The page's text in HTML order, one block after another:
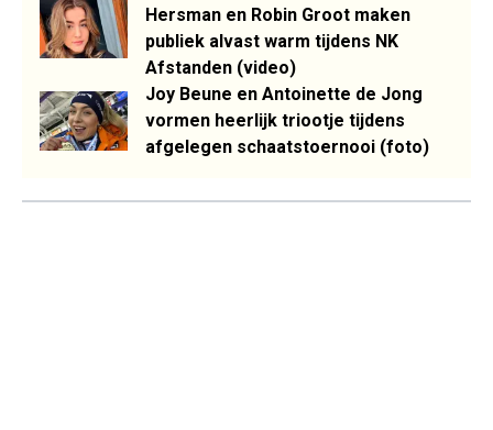
Hersman en Robin Groot maken
publiek alvast warm tijdens NK
Afstanden (video)
Joy Beune en Antoinette de Jong
vormen heerlijk triootje tijdens
afgelegen schaatstoernooi (foto)